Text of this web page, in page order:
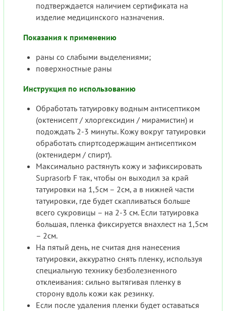
подтверждается наличием сертификата на
изделие медицинского назначения.
Показания к применению
раны со слабыми выделениями;
поверхностные раны
Инструкция по использованию
Обработать татуировку водным антисептиком
(октенисепт / хлоргексидин / мирамистин) и
подождать 2-3 минуты. Кожу вокруг татуировки
обработать спиртсодержащим антисептиком
(октенидерм / спирт).
Максимально растянуть кожу и зафиксировать
Suprasorb F так, чтобы он выходил за край
татуировки на 1,5см – 2см, а в нижней части
татуировки, где будет скапливаться больше
всего сукровицы – на 2-3 см. Если татуировка
большая, пленка фиксируется внахлест на 1,5см
– 2см.
На пятый день, не считая дня нанесения
татуировки, аккуратно снять пленку, используя
специальную технику безболезненного
отклеивания: сильно вытягивая пленку в
сторону вдоль кожи как резинку.
Если после удаления пленки будет оставаться